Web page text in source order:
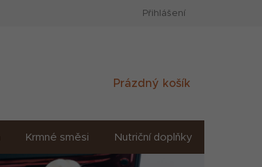
Přihlášení
Nákupní
Prázdný košík
Krmné směsi Nutriční doplňky